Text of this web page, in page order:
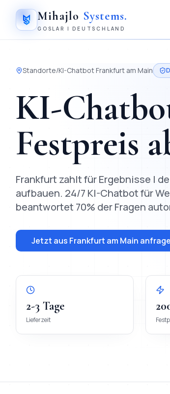
Mihajlo Systems.
GOSLAR | DEUTSCHLAND
Standorte/KI-ChatbotFrankfurt am Main
KI-
Festpreis
Frankfurt zahlt für Ergebnisse |
aufbauen. 24/7 KI-Chatbot für
beantwortet 70% der Fragen
Jetzt aus Frankfurt am Main
2-3 Tage
Lieferzeit